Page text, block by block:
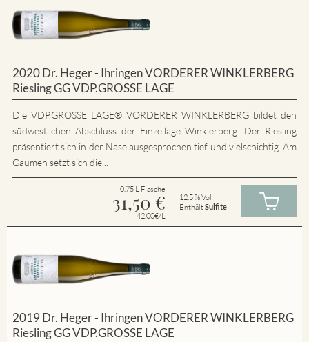
2020 Dr. Heger - Ihringen VORDERER WINKLERBERG
Riesling GG VDP.GROSSE LAGE
Die VDP.GROSSE LAGE® VORDERER WINKLERBERG bildet den
südwestlichen Abschluss der Einzellage Winklerberg. Der Riesling
präsentiert sich in der Nase ausgesprochen tief und vielschichtig. Am
Gaumen setzt sich die...
0.75 L Flasche
31,50 €
42.00€/L
12.5 % Vol
EnthältSulfite
2019 Dr. Heger - Ihringen VORDERER WINKLERBERG
Riesling GG VDP.GROSSE LAGE